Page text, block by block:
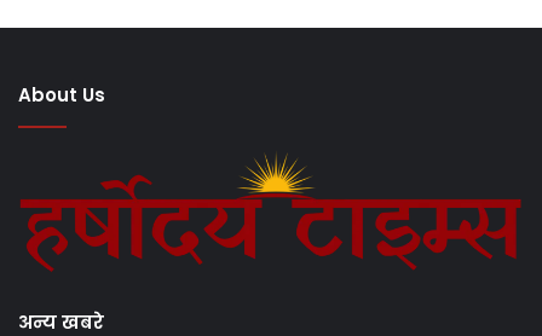
About Us
अन्य खबरे